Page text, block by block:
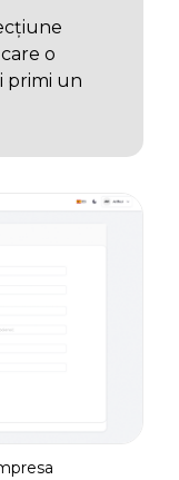
o
primi un